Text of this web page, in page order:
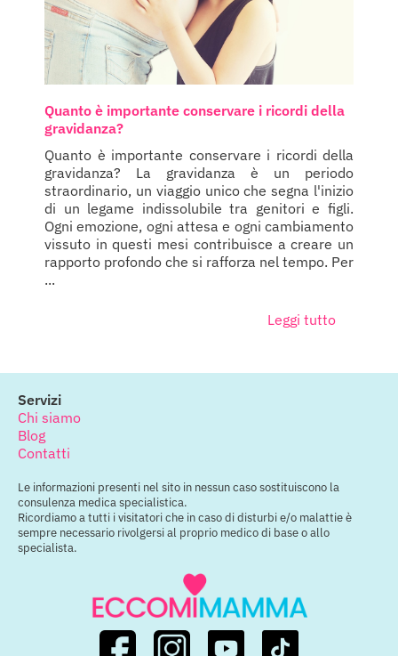
Quanto è importante conservare i ricordi della
gravidanza?
Quanto è importante conservare i ricordi della
gravidanza? La gravidanza è un periodo
straordinario, un viaggio unico che segna l'inizio
di un legame indissolubile tra genitori e figli.
Ogni emozione, ogni attesa e ogni cambiamento
vissuto in questi mesi contribuisce a creare un
rapporto profondo che si rafforza nel tempo. Per
...
Leggi tutto
Servizi
Chi siamo
Blog
Contatti
Le informazioni presenti nel sito in nessun caso sostituiscono la
consulenza medica specialistica.
Ricordiamo a tutti i visitatori che in caso di disturbi e/o malattie è
sempre necessario rivolgersi al proprio medico di base o allo
specialista.